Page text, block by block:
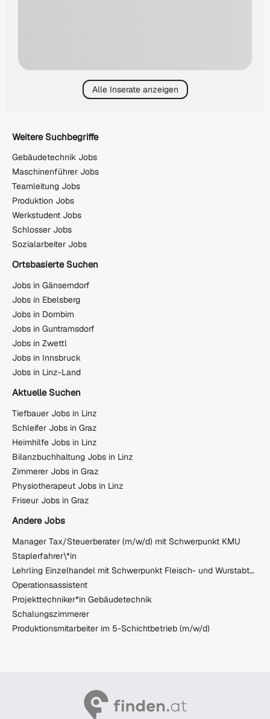
Alle Inserate anzeigen
Weitere Suchbegriffe
Gebäudetechnik Jobs
Maschinenführer Jobs
Teamleitung Jobs
Produktion Jobs
Werkstudent Jobs
Schlosser Jobs
Sozialarbeiter Jobs
Ortsbasierte Suchen
Jobs in Gänserndorf
Jobs in Ebelsberg
Jobs in Dornbirn
Jobs in Guntramsdorf
Jobs in Zwettl
Jobs in Innsbruck
Jobs in Linz-Land
Aktuelle Suchen
Tiefbauer Jobs in Linz
Schleifer Jobs in Graz
Heimhilfe Jobs in Linz
Bilanzbuchhaltung Jobs in Linz
Zimmerer Jobs in Graz
Physiotherapeut Jobs in Linz
Friseur Jobs in Graz
Andere Jobs
Manager Tax/Steuerberater (m/w/d) mit Schwerpunkt KMU
Staplerfahrer\*in
Lehrling Einzelhandel mit Schwerpunkt Fleisch- und Wurstabteilung TANN (m/w/d) - Unterwart
Operationsassistent
Projekttechniker*in Gebäudetechnik
Schalungszimmerer
Produktionsmitarbeiter im 5-Schichtbetrieb (m/w/d)